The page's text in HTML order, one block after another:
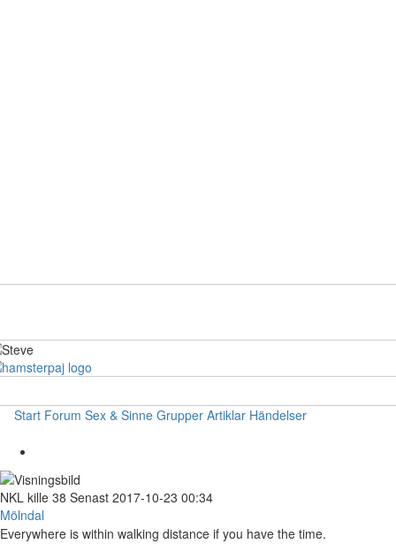
Start Forum Sex & Sinne Grupper Artiklar Händelser
NKL kille 38 Senast 2017-10-23 00:34
Mölndal
Everywhere is within walking distance if you have the time.